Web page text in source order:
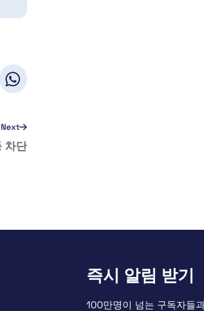
Next
차단
즉시 알림 받기
100만명이 넘는 구독자들